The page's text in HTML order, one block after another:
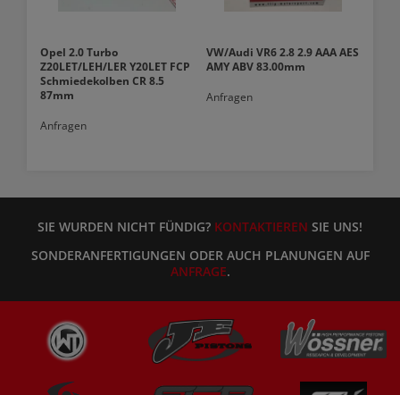
Opel 2.0 Turbo
Z20LET/LEH/LER Y20LET FCP
Schmiedekolben CR 8.5
87mm
Anfragen
VW/Audi VR6 2.8 2.9 AAA AES
AMY ABV 83.00mm
Anfragen
SIE WURDEN NICHT FÜNDIG? KONTAKTIEREN SIE UNS!
SONDERANFERTIGUNGEN ODER AUCH PLANUNGEN AUF
ANFRAGE.